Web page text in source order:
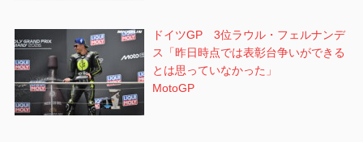
ドイツGP 3位ラウル・フェルナンデ
ス「昨日時点では表彰台争いができる
とは思っていなかった」
MotoGP